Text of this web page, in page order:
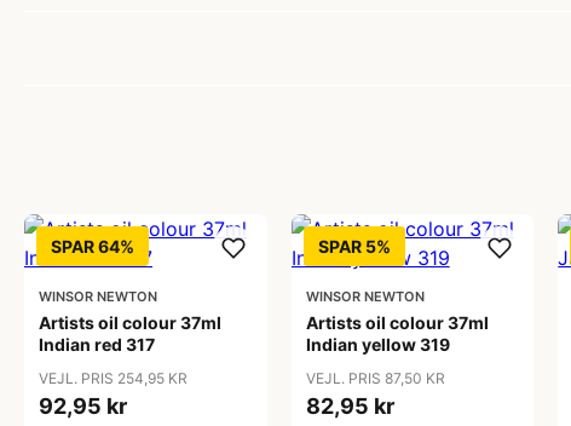
SPAR 64%
WINSOR NEWTON
Artists oil colour 37ml
Indian red 317
VEJL. PRIS 254,95 KR
92,95 kr
SPAR 5%
WINSOR NEWTON
Artists oil colour 37ml
Indian yellow 319
VEJL. PRIS 87,50 KR
82,95 kr